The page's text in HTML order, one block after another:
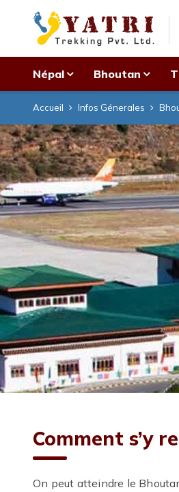
Népal Bhoutan
Accueil Infos Génerales
Comment s’y
On peut atteindre le